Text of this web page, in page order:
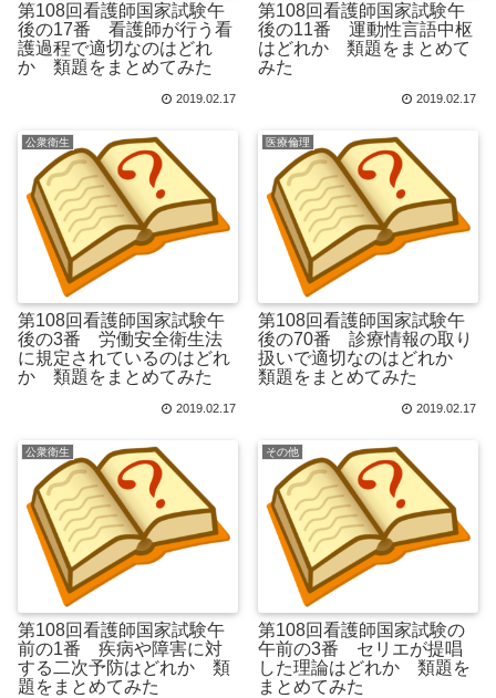
第108回看護師国家試験午
後の17番 看護師が行う看
護過程で適切なのはどれ
か 類題をまとめてみた
2019.02.17
第108回看護師国家試験午
後の11番 運動性言語中枢
はどれか 類題をまとめて
みた
2019.02.17
公衆衛生
第108回看護師国家試験午
後の3番 労働安全衛生法
に規定されているのはどれ
か 類題をまとめてみた
2019.02.17
医療倫理
第108回看護師国家試験午
後の70番 診療情報の取り
扱いで適切なのはどれか
類題をまとめてみた
2019.02.17
公衆衛生
第108回看護師国家試験午
前の1番 疾病や障害に対
する二次予防はどれか 類
題をまとめてみた
その他
第108回看護師国家試験の
午前の3番 セリエが提唱
した理論はどれか 類題を
まとめてみた